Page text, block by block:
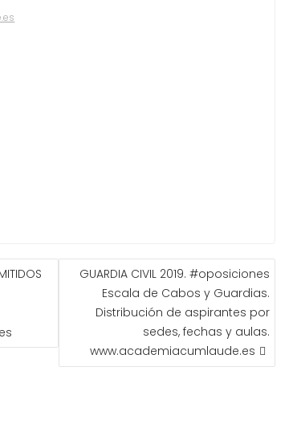
GUARDIA CIVIL 2019. #oposiciones
Escala de Cabos y Guardias.
Distribución de aspirantes por
sedes, fechas y aulas.
www.academiacumlaude.es